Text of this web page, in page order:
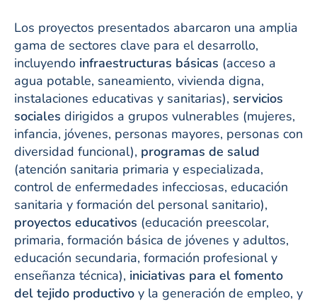
Los proyectos presentados abarcaron una amplia
gama de sectores clave para el desarrollo,
incluyendo infraestructuras básicas (acceso a
agua potable, saneamiento, vivienda digna,
instalaciones educativas y sanitarias), servicios
sociales dirigidos a grupos vulnerables (mujeres,
infancia, jóvenes, personas mayores, personas con
diversidad funcional), programas de salud
(atención sanitaria primaria y especializada,
control de enfermedades infecciosas, educación
sanitaria y formación del personal sanitario),
proyectos educativos (educación preescolar,
primaria, formación básica de jóvenes y adultos,
educación secundaria, formación profesional y
enseñanza técnica), iniciativas para el fomento
del tejido productivo y la generación de empleo, y